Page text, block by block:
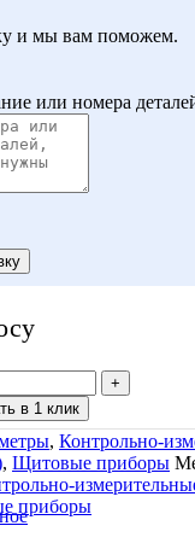
и мы вам поможем.
или номера
в 1 клик
, Контрольно-
, Щитовые приборы
приборы